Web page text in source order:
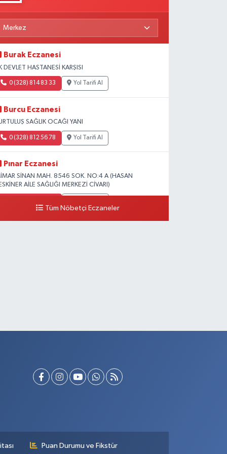
Burak Eczanesi
DEVLET HASTANESİ KARŞISI
0 (328) 814 83 33 Yol Tarifi Al
Burcu Eczanesi
SAĞLIK OCAĞI YANI
0 (328) 812 56 78 Yol Tarifi Al
Pınar Eczanesi
SİNAN MAH. 8546 SOK. NO:4 A (HASAN
AİLE SAĞLIĞI MERKEZİ CİVARI)
Tüm Nöbetçi Eczaneler
Puan Durumu ve Fikstür